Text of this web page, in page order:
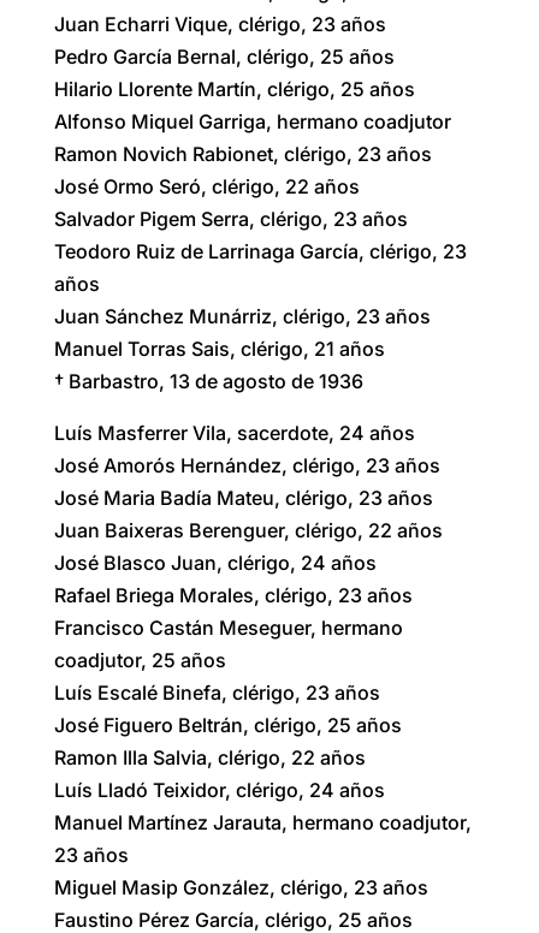
Juan Echarri Vique, clérigo, 23 años
Pedro García Bernal, clérigo, 25 años
Hilario Llorente Martín, clérigo, 25 años
Alfonso Miquel Garriga, hermano coadjutor
Ramon Novich Rabionet, clérigo, 23 años
José Ormo Seró, clérigo, 22 años
Salvador Pigem Serra, clérigo, 23 años
Teodoro Ruiz de Larrinaga García, clérigo, 23
años
Juan Sánchez Munárriz, clérigo, 23 años
Manuel Torras Sais, clérigo, 21 años
† Barbastro, 13 de agosto de 1936
Luís Masferrer Vila, sacerdote, 24 años
José Amorós Hernández, clérigo, 23 años
José Maria Badía Mateu, clérigo, 23 años
Juan Baixeras Berenguer, clérigo, 22 años
José Blasco Juan, clérigo, 24 años
Rafael Briega Morales, clérigo, 23 años
Francisco Castán Meseguer, hermano
coadjutor, 25 años
Luís Escalé Binefa, clérigo, 23 años
José Figuero Beltrán, clérigo, 25 años
Ramon Illa Salvia, clérigo, 22 años
Luís Lladó Teixidor, clérigo, 24 años
Manuel Martínez Jarauta, hermano coadjutor,
23 años
Miguel Masip González, clérigo, 23 años
Faustino Pérez García, clérigo, 25 años